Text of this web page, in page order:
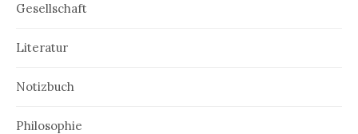
Gesellschaft
Literatur
Notizbuch
Philosophie